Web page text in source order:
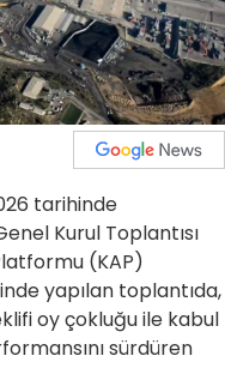
tarihinde
Kurul Toplantısı
(KAP)
yapılan toplantıda,
oy çokluğu ile kabul
sürdüren